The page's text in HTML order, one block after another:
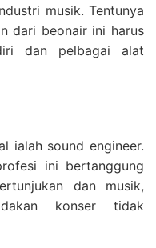
musik. Tentunya
dari beonair ini harus
dan pelbagai alat
ialah sound engineer.
ini bertanggung
dan musik,
konser tidak